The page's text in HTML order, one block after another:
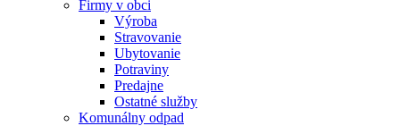
Firmy v obci
Výroba
Stravovanie
Ubytovanie
Potraviny
Predajne
Ostatné služby
Komunálny odpad